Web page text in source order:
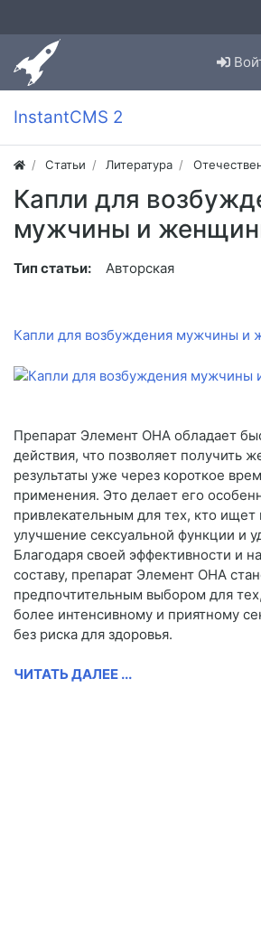
InstantCMS 2
Статьи Литература
Капли для
мужчины и
Тип статьи: Авторская
Капли для возбуждения мужчины и
Препарат Элемент ОНА обладает
действия, что позволяет получить
результаты уже через короткое
применения. Это делает его
привлекательным для тех, кто
улучшение сексуальной функции и
Благодаря своей эффективности и
составу, препарат Элемент ОНА
предпочтительным выбором для
более интенсивному и приятному
без риска для здоровья.
ЧИТАТЬ ДАЛЕЕ ...